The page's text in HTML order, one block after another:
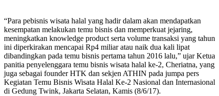
“Para pebisnis wisata halal yang hadir dalam akan mendapatkan
kesempatan melakukan temu bisnis dan memperkuat jejaring,
meningkatkan knowledge product serta volume transaksi yang tahun
ini diperkirakan mencapai Rp4 miliar atau naik dua kali lipat
dibandingkan pada temu bisnis pertama tahun 2016 lalu,” ujar Ketua
panitia penyelenggara temu bisnis wisata halal ke-2, Cheriatna, yang
juga sebagai founder HTK dan sekjen ATHIN pada jumpa pers
Kegiatan Temu Bisnis Wisata Halal Ke-2 Nasional dan Internasional
di Gedung Twink, Jakarta Selatan, Kamis (8/6/17).